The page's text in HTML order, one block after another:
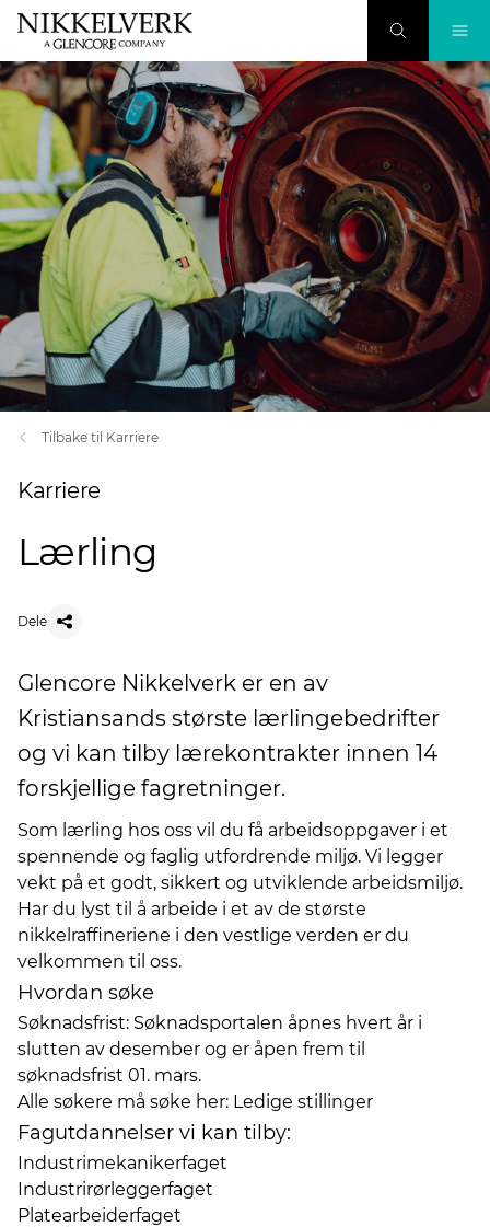
Tilbake til Karriere
Karriere
Lærling
Dele
Glencore Nikkelverk er en av
Kristiansands største lærlingebedrifter
og vi kan tilby lærekontrakter innen 14
forskjellige fagretninger.
Som lærling hos oss vil du få arbeidsoppgaver i et
spennende og faglig utfordrende miljø. Vi legger
vekt på et godt, sikkert og utviklende arbeidsmiljø.
Har du lyst til å arbeide i et av de største
nikkelraffineriene i den vestlige verden er du
velkommen til oss.
Hvordan søke
Søknadsfrist: Søknadsportalen åpnes hvert år i
slutten av desember og er åpen frem til
søknadsfrist 01. mars.
Alle søkere må søke her: Ledige stillinger
Fagutdannelser vi kan tilby:
Industrimekanikerfaget
Industrirørleggerfaget
Platearbeiderfaget